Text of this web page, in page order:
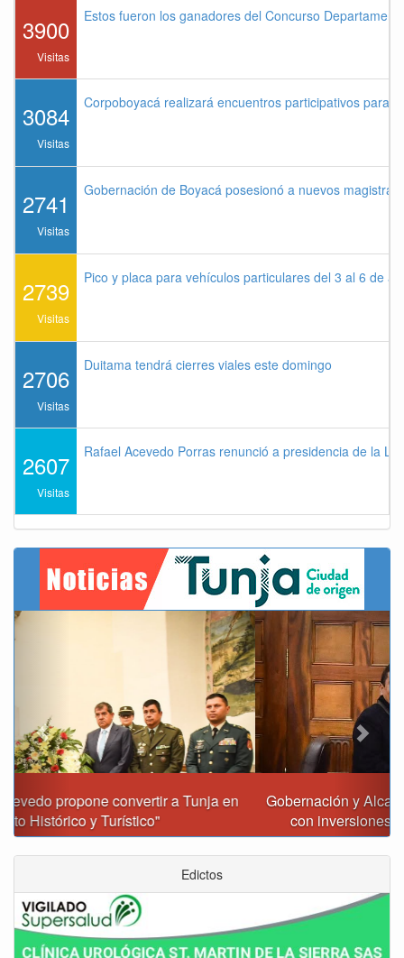
3900
Visitas
Estos fueron los ganadores del Concurso
3084
Visitas
Corpoboyacá realizará encuentros participativos para
2741
Visitas
Gobernación de Boyacá posesionó a nuevos
2739
Visitas
Pico y placa para vehículos particulares del 3 al 6 de
2706
Visitas
Duitama tendrá cierres viales este domingo
2607
Visitas
Rafael Acevedo Porras renunció a presidencia de la
Gobernación y Alcaldía de Tunja revisan 120 proyectos
con inversiones superiores a $385.000 millones
Next
Edictos